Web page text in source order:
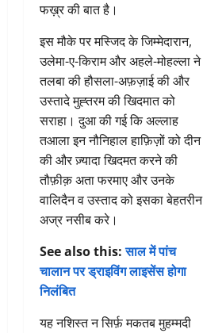
फख़्र की बात है।
इस मौके पर मस्जिद के जिम्मेदारान,
उलेमा-ए-किराम और अहले-मोहल्ला ने
तलबा की हौसला-अफ़ज़ाई की और
उस्तादे मुह्तरम की खिदमात को
सराहा। दुआ की गई कि अल्लाह
तआला इन नौनिहाल हाफ़िज़ों को दीन
की और ज़्यादा खिदमत करने की
तौफ़ीक़ अता फरमाए और उनके
वालिदैन व उस्ताद को इसका बेहतरीन
अज्र नसीब करे।
See also this:साल में पांच
चालान पर ड्राइविंग लाइसेंस होगा
निलंबित
यह नशिस्त न सिर्फ़ मकतब मुहम्मदी